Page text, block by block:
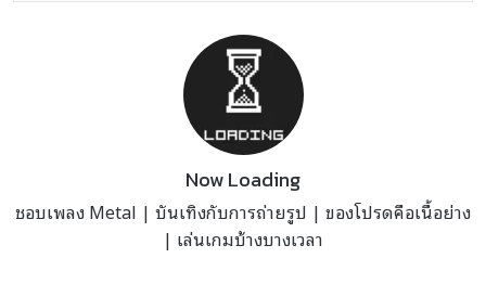
Now Loading
ชอบเพลง Metal | บันเทิงกับการถ่ายรูป | ของโปรดคือเนื้อย่าง
| เล่นเกมบ้างบางเวลา